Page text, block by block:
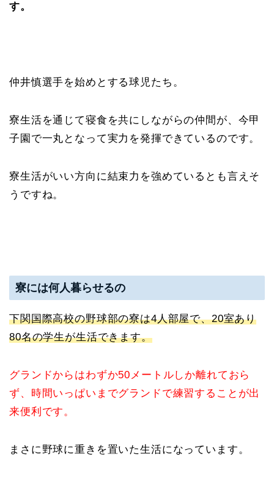
す。
仲井慎選手を始めとする球児たち。
寮生活を通じて寝食を共にしながらの仲間が、今甲
子園で一丸となって実力を発揮できているのです。
寮生活がいい方向に結束力を強めているとも言えそ
うですね。
寮には何人暮らせるの
下関国際高校の野球部の寮は4人部屋で、20室あり
80名の学生が生活できます。
グランドからはわずか50メートルしか離れておら
ず、時間いっぱいまでグランドで練習することが出
来便利です。
まさに野球に重きを置いた生活になっています。